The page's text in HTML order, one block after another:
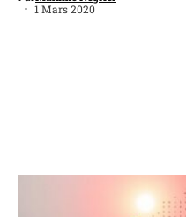
1 Mars 2020